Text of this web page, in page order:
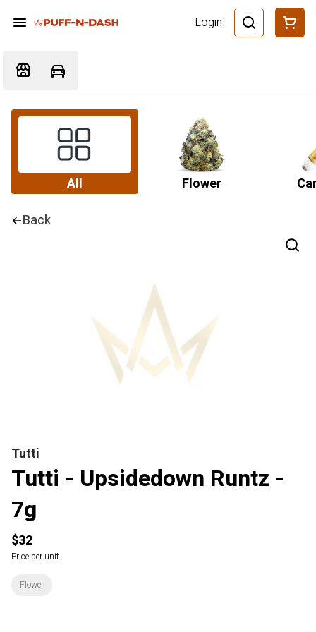
Login
All Flower
Back
Tutti
Tutti - Upsidedown Runtz -
7g
$32
Price per unit
Flower